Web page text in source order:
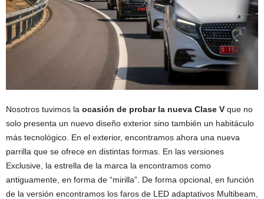
Nosotros tuvimos la ocasión de probar la nueva Clase V que no
solo presenta un nuevo diseño exterior sino también un habitáculo
más tecnológico. En el exterior, encontramos ahora una nueva
parrilla que se ofrece en distintas formas. En las versiones
Exclusive, la estrella de la marca la encontramos como
antiguamente, en forma de “mirilla”. De forma opcional, en función
de la versión encontramos los faros de LED adaptativos Multibeam,